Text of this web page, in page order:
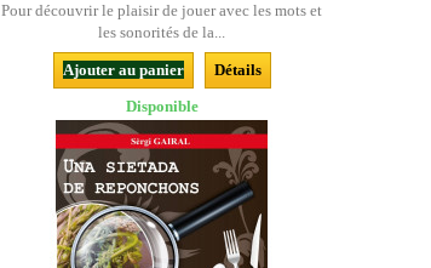
Pour découvrir le plaisir de jouer avec les mots et
les sonorités de la...
Ajouter au panier
Détails
Disponible